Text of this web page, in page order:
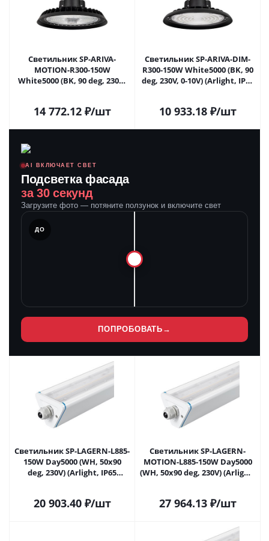
Светильник SP-ARIVA-
MOTION-R300-150W
White5000 (BK, 90 deg, 230V)
14 772.12₽/шт
Светильник SP-ARIVA-DIM-
R300-150W White5000 (BK, 90
deg, 230V, 0-10V) (Arlight, IP65
10 933.18₽/шт
AI ВКЛЮЧАЕТ СВЕТ
Подсветка фасада
за 30 секунд
Загрузите фото — потяните ползунок и включите свет
ДО
ПОПРОБОВАТЬ →
Светильник SP-LAGERN-L885-
150W Day5000 (WH, 50х90
deg, 230V) (Arlight, IP65
20 903.40₽/шт
Светильник SP-LAGERN-
MOTION-L885-150W Day5000
(WH, 50х90 deg, 230V) (Arlight,
27 964.13₽/шт